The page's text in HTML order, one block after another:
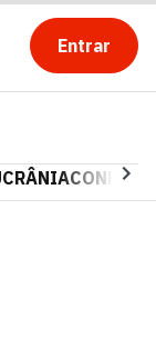
Entrar